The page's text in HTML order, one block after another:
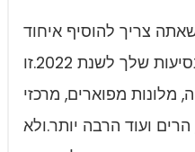
צריך להוסיף איחוד
האמירויות לרשימת הדלי נסיעות שלך לשנת 2022.זו
מלונות מפוארים, מרכזי
הרים ועוד הרבה יותר.ולא